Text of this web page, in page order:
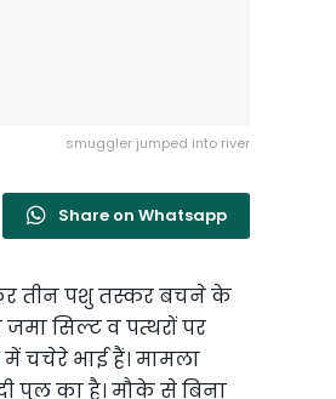
smuggler jumped into river
Share on Whatsapp
तीन पशु तस्कर बचने के
सिल्ट व पत्थरों पर
चचेरे भाई हैं। मामला
पुल का है। मौके से बिना